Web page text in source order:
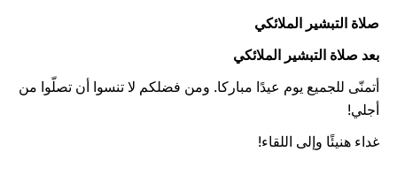
صلاة التبشير الملائكي
بعد صلاة التبشير الملائكي
أتمنّى للجميع يوم عيدًا مباركا. ومن فضلكم لا تنسوا أن تصلّوا من
أجلي!
غداء هنيئًا وإلى اللقاء!